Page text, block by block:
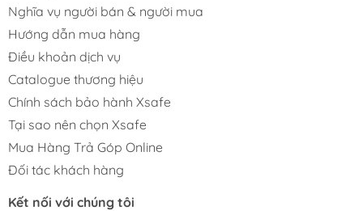
Nghĩa vụ người bán & người mua
Hướng dẫn mua hàng
Điều khoản dịch vụ
Catalogue thương hiệu
Chính sách bảo hành Xsafe
Tại sao nên chọn Xsafe
Mua Hàng Trả Góp Online
Đối tác khách hàng
Kết nối với chúng tôi